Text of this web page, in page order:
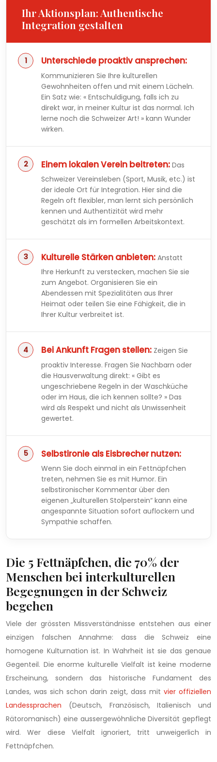
Ihr Aktionsplan: Authentische
Integration gestalten
Unterschiede proaktiv ansprechen:
Kommunizieren Sie Ihre kulturellen
Gewohnheiten offen und mit einem Lächeln.
Ein Satz wie: « Entschuldigung, falls ich zu
direkt war, in meiner Kultur ist das normal. Ich
lerne noch die Schweizer Art! » kann Wunder
wirken.
Einem lokalen Verein beitreten: Das
Schweizer Vereinsleben (Sport, Musik, etc.) ist
der ideale Ort für Integration. Hier sind die
Regeln oft flexibler, man lernt sich persönlich
kennen und Authentizität wird mehr
geschätzt als im formellen Arbeitskontext.
Kulturelle Stärken anbieten: Anstatt
Ihre Herkunft zu verstecken, machen Sie sie
zum Angebot. Organisieren Sie ein
Abendessen mit Spezialitäten aus Ihrer
Heimat oder teilen Sie eine Fähigkeit, die in
Ihrer Kultur verbreitet ist.
Bei Ankunft Fragen stellen: Zeigen Sie
proaktiv Interesse. Fragen Sie Nachbarn oder
die Hausverwaltung direkt: « Gibt es
ungeschriebene Regeln in der Waschküche
oder im Haus, die ich kennen sollte? » Das
wird als Respekt und nicht als Unwissenheit
gewertet.
Selbstironie als Eisbrecher nutzen:
Wenn Sie doch einmal in ein Fettnäpfchen
treten, nehmen Sie es mit Humor. Ein
selbstironischer Kommentar über den
eigenen „kulturellen Stolperstein“ kann eine
angespannte Situation sofort auflockern und
Sympathie schaffen.
Die 5 Fettnäpfchen, die 70% der
Menschen bei interkulturellen
Begegnungen in der Schweiz
begehen
Viele der grössten Missverständnisse entstehen aus einer
einzigen falschen Annahme: dass die Schweiz eine
homogene Kulturnation ist. In Wahrheit ist sie das genaue
Gegenteil. Die enorme kulturelle Vielfalt ist keine moderne
Erscheinung, sondern das historische Fundament des
Landes, was sich schon darin zeigt, dass mit vier offiziellen
Landessprachen (Deutsch, Französisch, Italienisch und
Rätoromanisch) eine aussergewöhnliche Diversität gepflegt
wird. Wer diese Vielfalt ignoriert, tritt unweigerlich in
Fettnäpfchen.